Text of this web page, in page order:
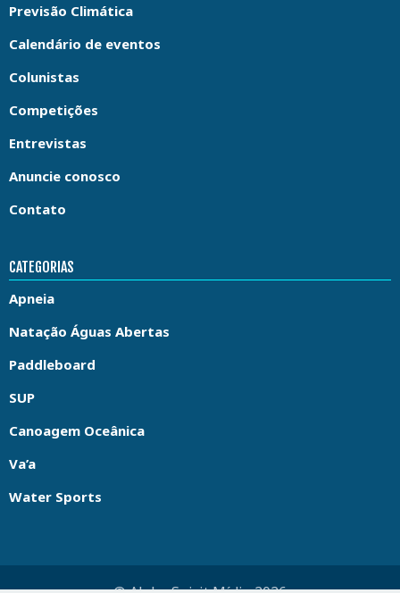
Previsão Climática
Calendário de eventos
Colunistas
Competições
Entrevistas
Anuncie conosco
Contato
CATEGORIAS
Apneia
Natação Águas Abertas
Paddleboard
SUP
Canoagem Oceânica
Va’a
Water Sports